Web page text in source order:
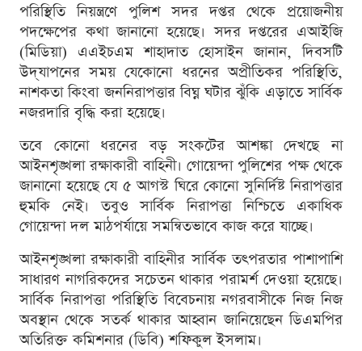
পরিস্থিতি নিয়ন্ত্রণে পুলিশ সদর দপ্তর থেকে প্রয়োজনীয়
পদক্ষেপের কথা জানানো হয়েছে। সদর দপ্তরের এআইজি
(মিডিয়া) এএইচএম শাহাদাত হোসাইন জানান, দিবসটি
উদ্‌যাপনের সময় যেকোনো ধরনের অপ্রীতিকর পরিস্থিতি,
নাশকতা কিংবা জননিরাপত্তার বিঘ্ন ঘটার ঝুঁকি এড়াতে সার্বিক
নজরদারি বৃদ্ধি করা হয়েছে।
তবে কোনো ধরনের বড় সংকটের আশঙ্কা দেখছে না
আইনশৃঙ্খলা রক্ষাকারী বাহিনী। গোয়েন্দা পুলিশের পক্ষ থেকে
জানানো হয়েছে যে ৫ আগস্ট ঘিরে কোনো সুনির্দিষ্ট নিরাপত্তার
হুমকি নেই। তবুও সার্বিক নিরাপত্তা নিশ্চিতে একাধিক
গোয়েন্দা দল মাঠপর্যায়ে সমন্বিতভাবে কাজ করে যাচ্ছে।
আইনশৃঙ্খলা রক্ষাকারী বাহিনীর সার্বিক তৎপরতার পাশাপাশি
সাধারণ নাগরিকদের সচেতন থাকার পরামর্শ দেওয়া হয়েছে।
সার্বিক নিরাপত্তা পরিস্থিতি বিবেচনায় নগরবাসীকে নিজ নিজ
অবস্থান থেকে সতর্ক থাকার আহ্বান জানিয়েছেন ডিএমপির
অতিরিক্ত কমিশনার (ডিবি) শফিকুল ইসলাম।